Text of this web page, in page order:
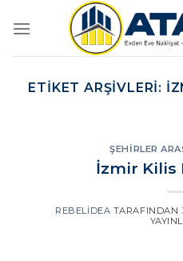
atla
ETIKET ARŞIVLERI:
ŞEHIRLER
İzmir Kilis
REBELIDEA TARAFINDAN